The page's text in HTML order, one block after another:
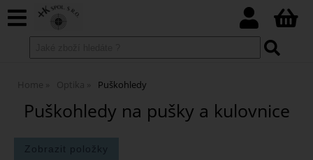
Home Optika Puškohledy
Puškohledy na pušky a kulovnice